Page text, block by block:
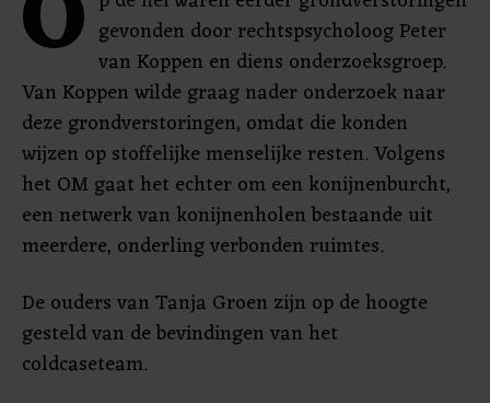
gevonden door rechtspsycholoog Peter
van Koppen en diens onderzoeksgroep.
Van Koppen wilde graag nader onderzoek naar
deze grondverstoringen, omdat die konden
wijzen op stoffelijke menselijke resten. Volgens
het OM gaat het echter om een konijnenburcht,
een netwerk van konijnenholen bestaande uit
meerdere, onderling verbonden ruimtes.
De ouders van Tanja Groen zijn op de hoogte
gesteld van de bevindingen van het
coldcaseteam.